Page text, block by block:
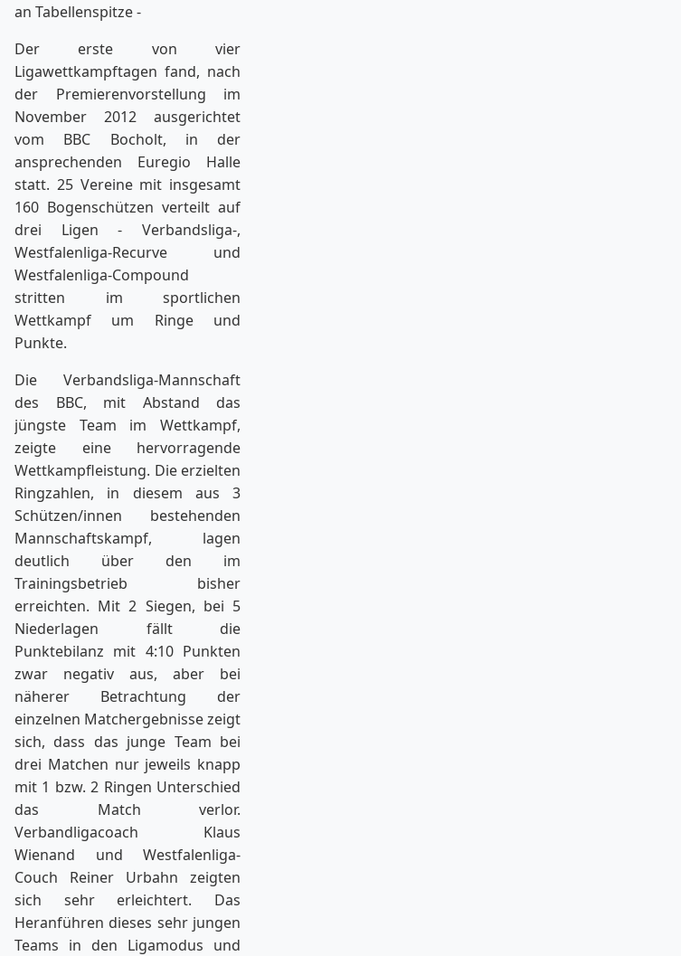
an Tabellenspitze -
Der erste von vier
Ligawettkampftagen fand, nach
der Premierenvorstellung im
November 2012 ausgerichtet
vom BBC Bocholt, in der
ansprechenden Euregio Halle
statt. 25 Vereine mit insgesamt
160 Bogenschützen verteilt auf
drei Ligen - Verbandsliga-,
Westfalenliga-Recurve und
Westfalenliga-Compound
stritten im sportlichen
Wettkampf um Ringe und
Punkte.
Die Verbandsliga-Mannschaft
des BBC, mit Abstand das
jüngste Team im Wett­kampf,
zeigte eine hervorragende
Wettkampfleistung. Die erzielten
Ringzahlen, in diesem aus 3
Schützen/innen bestehenden
Mannschaftskampf, lagen
deutlich über den im
Trainingsbe­trieb bisher
erreichten. Mit 2 Siegen, bei 5
Niederlagen fällt die
Punktebilanz mit 4:10 Punk­ten
zwar negativ aus, aber bei
näherer Betrachtung der
einzelnen Matchergebnisse zeigt
sich, dass das junge Team bei
drei Matchen nur jeweils knapp
mit 1 bzw. 2 Ringen Unterschied
das Match verlor.
Verbandligacoach Klaus
Wienand und Westfalenliga-
Couch Reiner Urbahn zeigten
sich sehr erleichtert. Das
Heranführen dieses sehr jungen
Teams in den Ligamodus und